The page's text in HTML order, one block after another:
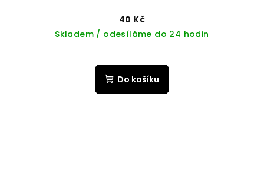
40 Kč
Skladem / odesíláme do 24 hodin
Do košíku